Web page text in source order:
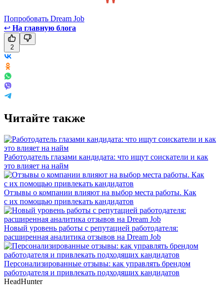
Попробовать Dream Job
↩ На главную блога
2
Читайте также
Работодатель глазами кандидата: что ищут соискатели и как
это влияет на найм
Отзывы о компании влияют на выбор места работы. Как
с их помощью привлекать кандидатов
Новый уровень работы с репутацией работодателя:
расширенная аналитика отзывов на Dream Job
Персонализированные отзывы: как управлять брендом
работодателя и привлекать подходящих кандидатов
HeadHunter